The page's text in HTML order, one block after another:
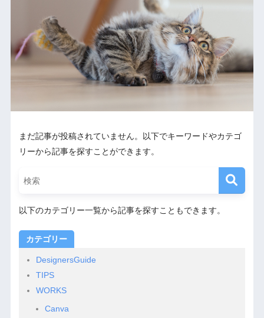
まだ記事が投稿されていません。以下でキーワードやカテゴ
リーから記事を探すことができます。
以下のカテゴリー一覧から記事を探すこともできます。
カテゴリー
DesignersGuide
TIPS
WORKS
Canva